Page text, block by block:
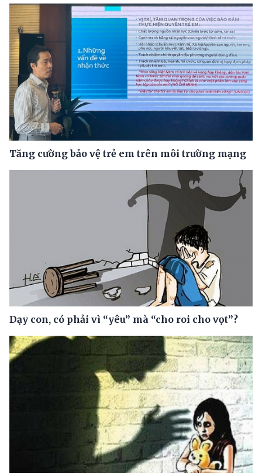
Tăng cường bảo vệ trẻ em trên môi trường mạng
Dạy con, có phải vì “yêu” mà “cho roi cho vọt”?